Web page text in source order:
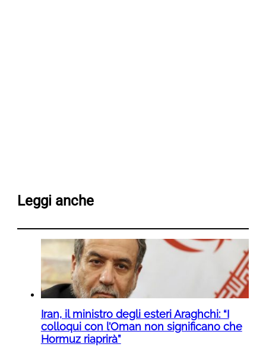
Leggi anche
Iran, il ministro degli esteri Araghchi: “I
colloqui con l’Oman non significano che
Hormuz riaprirà”